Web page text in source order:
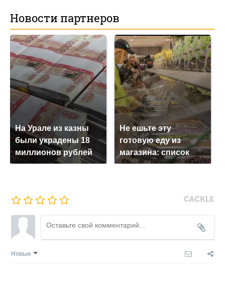
Новости партнеров
На Урале из казны
были украдены 18
миллионов рублей
Не ешьте эту
готовую еду из
магазина: список
Новые